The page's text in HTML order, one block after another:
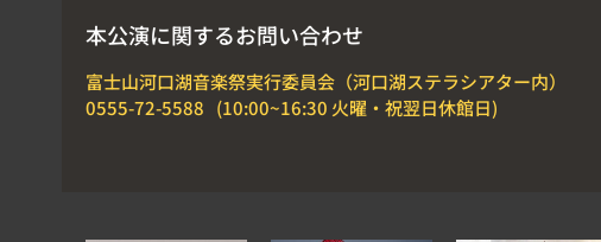
本公演に関するお問い合わせ
富士山河口湖音楽祭実行委員会（河口湖ステラシアター内）
0555-72-5588 (10:00~16:30 火曜・祝翌日休館日)